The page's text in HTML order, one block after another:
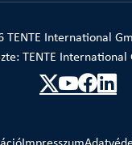
International
TENTE International